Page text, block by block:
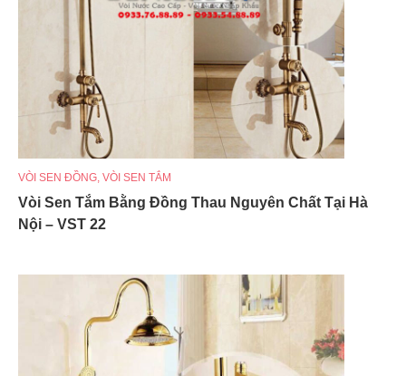
VÒI SEN ĐỒNG, VÒI SEN TẮM
Vòi Sen Tắm Bằng Đồng Thau Nguyên Chất Tại Hà
Nội – VST 22